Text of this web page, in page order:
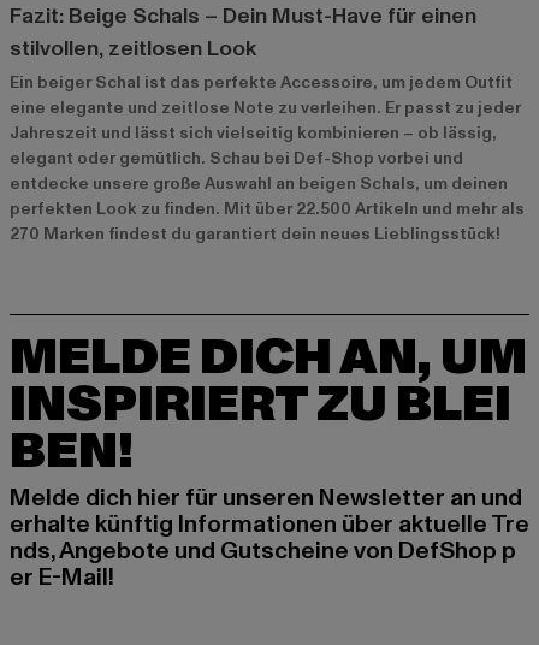
Fazit: Beige Schals – Dein Must-Have für einen
stilvollen, zeitlosen Look
Ein beiger Schal ist das perfekte Accessoire, um jedem Outfit
eine elegante und zeitlose Note zu verleihen. Er passt zu jeder
Jahreszeit und lässt sich vielseitig kombinieren – ob lässig,
elegant oder gemütlich. Schau bei Def-Shop vorbei und
entdecke unsere große Auswahl an beigen Schals, um deinen
perfekten Look zu finden. Mit über 22.500 Artikeln und mehr als
270 Marken findest du garantiert dein neues Lieblingsstück!
MELDE DICH AN, UM
INSPIRIERT ZU BLEI
BEN!
Melde dich hier für unseren Newsletter an und
erhalte künftig Informationen über aktuelle Tre
nds, Angebote und Gutscheine von DefShop p
er E-Mail!